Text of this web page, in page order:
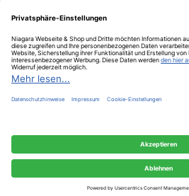
Ich bin 18 oder älter
Hennessy Paradis Impérial
0,70 l
Nicht vorrätig
Zur Wunschliste hinzufügen
Shop
Artikel Warenkorb